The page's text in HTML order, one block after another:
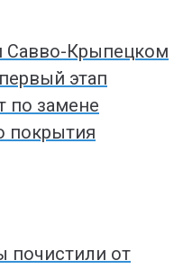
Савво-Крыпецком
этап
по замене
покрытия
почистили от